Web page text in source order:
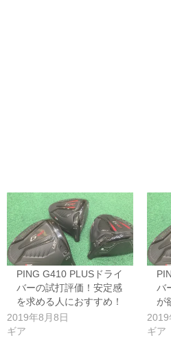
PING G410 PLUSドライ
バーの試打評価！安定感
を求める人におすすめ！
2019年8月8日
ギア
バ
が
2019
ギア